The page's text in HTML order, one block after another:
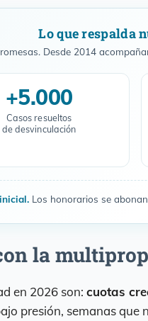
Lo que respalda
Desde 2014
+5.000
Casos resueltos
de desvinculación
Los honorarios se
la
en 2026 son: cuotas
presión, semanas que